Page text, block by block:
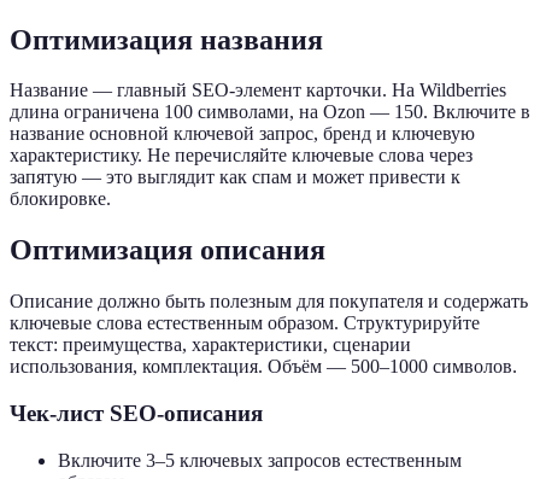
Оптимизация названия
Название — главный SEO-элемент карточки. На Wildberries
длина ограничена 100 символами, на Ozon — 150. Включите в
название основной ключевой запрос, бренд и ключевую
характеристику. Не перечисляйте ключевые слова через
запятую — это выглядит как спам и может привести к
блокировке.
Оптимизация описания
Описание должно быть полезным для покупателя и содержать
ключевые слова естественным образом. Структурируйте
текст: преимущества, характеристики, сценарии
использования, комплектация. Объём — 500–1000 символов.
Чек-лист SEO-описания
Включите 3–5 ключевых запросов естественным